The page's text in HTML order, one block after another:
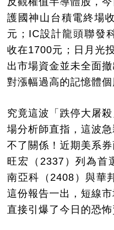
護國神山台積電終場
元；IC設計龍頭聯發
收在1700元；日月光
出市場資金並未全面
對漲幅過高的記憶體個
究竟這波「跌停大屠
場分析師直指，這波
不了關係！近期美系
旺宏（2337）列為首
南亞科（2408）與華
這份報告一出，短線
直接引爆了今日的恐怖